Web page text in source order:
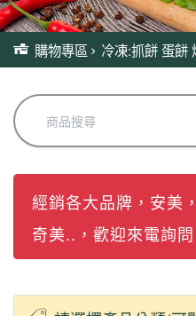
購物專區 冷凍:抓餅 蛋餅
經銷各大品牌，安美
奇美..，歡迎來電詢問